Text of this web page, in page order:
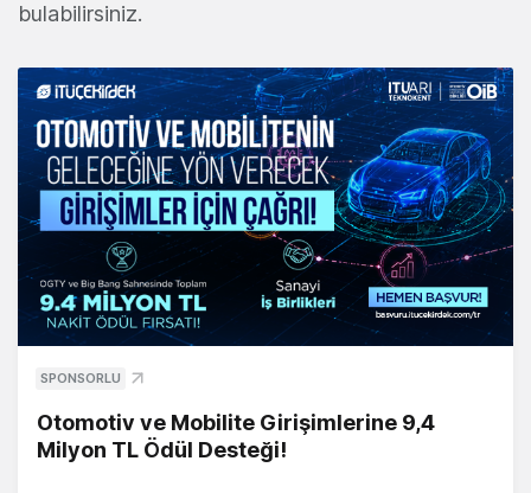
bulabilirsiniz.
SPONSORLU
Otomotiv ve Mobilite Girişimlerine 9,4
Milyon TL Ödül Desteği!